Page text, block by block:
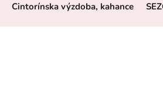
Cintorínska výzdoba, kahance